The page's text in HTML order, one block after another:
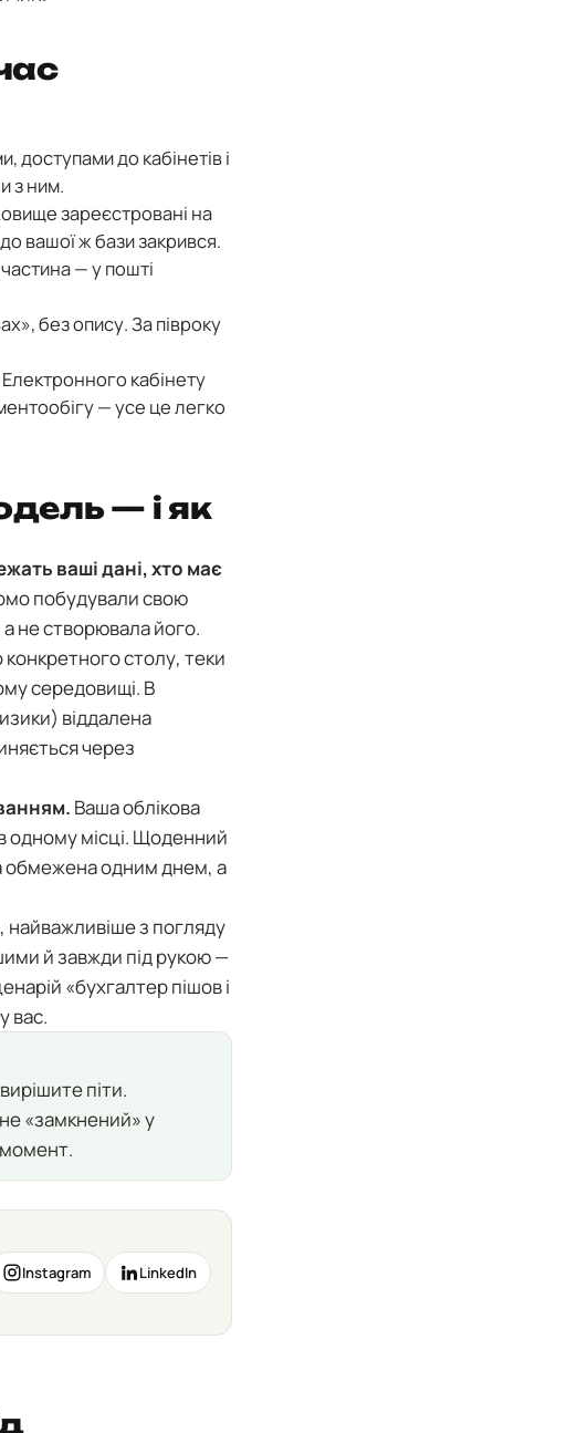
до кабінетів і
з ним.
зареєстровані на
вашої ж бази закрився.
— у пошті
без опису. За півроку
кабінету
— усе це легко
— і як
ваші дані, хто має
побудували свою
не створювала його.
столу, теки
середовищі. В
віддалена
через
Ваша облікова
одному місці. Щоденний
обмежена одним днем, а
найважливіше з погляду
й завжди під рукою —
«бухгалтер пішов і
вас.
піти.
«замкнений» у
момент.
Instagram LinkedIn